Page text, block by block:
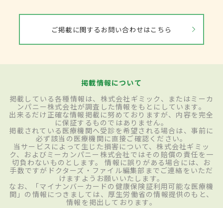
ご掲載に関するお問い合わせはこちら
掲載情報について
掲載している各種情報は、株式会社ギミック、またはミーカ
ンパニー株式会社が調査した情報をもとにしています。
出来るだけ正確な情報掲載に努めておりますが、内容を完全
に保証するものではありません。
掲載されている医療機関へ受診を希望される場合は、事前に
必ず該当の医療機関に直接ご確認ください。
当サービスによって生じた損害について、株式会社ギミッ
ク、およびミーカンパニー株式会社ではその賠償の責任を一
切負わないものとします。 情報に誤りがある場合には、お
手数ですがドクターズ・ファイル編集部までご連絡をいただ
けますようお願いいたします。
なお、「マイナンバーカードの健康保険証利用可能な医療機
関」の情報につきましては、厚生労働省の情報提供のもと、
情報を掲出しております。